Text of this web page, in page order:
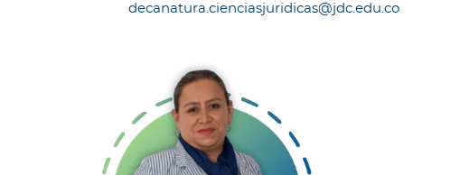
decanatura.cienciasjuridicas@jdc.edu.co